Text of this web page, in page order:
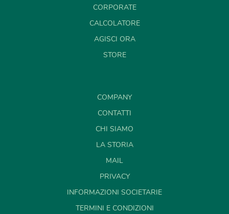
CORPORATE
CALCOLATORE
AGISCI ORA
STORE
COMPANY
CONTATTI
CHI SIAMO
LA STORIA
MAIL
PRIVACY
INFORMAZIONI SOCIETARIE
TERMINI E CONDIZIONI